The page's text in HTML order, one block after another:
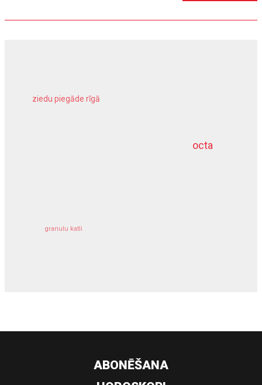
octa
ziedu piegāde rīgā
granulu katli
dziļurbums
ABONĒŠANA